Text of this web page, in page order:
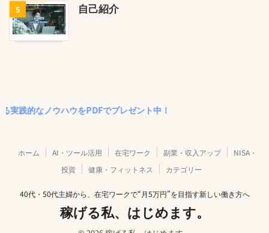
5 自己紹介
ノウハウをPDFでプレゼント中！
ホーム AI・ツール活用 在宅ワーク 副業・収入アップ
NISA・
投資
健康・フィットネス カテゴリー
40代・50代主婦から、在宅ワークで“月5万円”を目指す新しい働き方へ
稼げる私、はじめます。